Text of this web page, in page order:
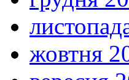
жовтня